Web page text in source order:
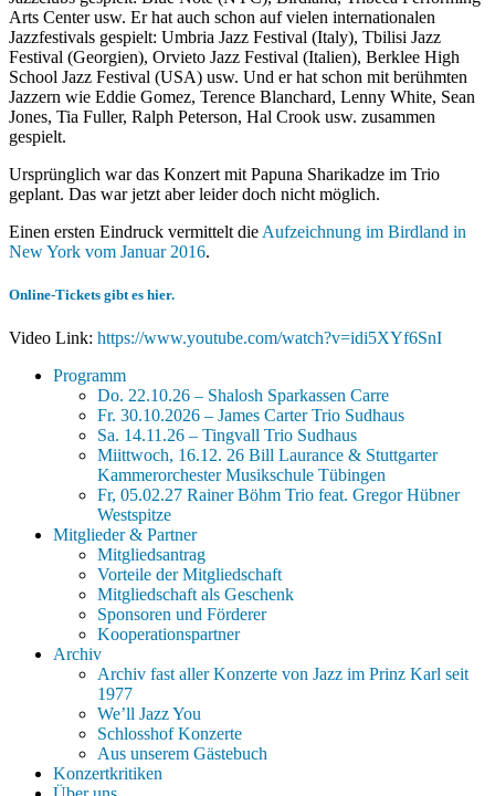
Arts Center usw. Er hat auch schon auf vielen internationalen
Jazzfestivals gespielt: Umbria Jazz Festival (Italy), Tbilisi Jazz
Festival (Georgien), Orvieto Jazz Festival (Italien), Berklee High
School Jazz Festival (USA) usw. Und er hat schon mit berühmten
Jazzern wie Eddie Gomez, Terence Blanchard, Lenny White, Sean
Jones, Tia Fuller, Ralph Peterson, Hal Crook usw. zusammen
gespielt.
Ursprünglich war das Konzert mit Papuna Sharikadze im Trio
geplant. Das war jetzt aber leider doch nicht möglich.
Einen ersten Eindruck vermittelt die Aufzeichnung im Birdland in
New York vom Januar 2016.
Online-Tickets gibt es hier.
Video Link: https://www.youtube.com/watch?v=idi5XYf6SnI
Programm
Do. 22.10.26 – Shalosh Sparkassen Carre
Fr. 30.10.2026 – James Carter Trio Sudhaus
Sa. 14.11.26 – Tingvall Trio Sudhaus
Miittwoch, 16.12. 26 Bill Laurance & Stuttgarter
Kammerorchester Musikschule Tübingen
Fr, 05.02.27 Rainer Böhm Trio feat. Gregor Hübner
Westspitze
Mitglieder & Partner
Mitgliedsantrag
Vorteile der Mitgliedschaft
Mitgliedschaft als Geschenk
Sponsoren und Förderer
Kooperationspartner
Archiv
Archiv fast aller Konzerte von Jazz im Prinz Karl seit
1977
We’ll Jazz You
Schlosshof Konzerte
Aus unserem Gästebuch
Konzertkritiken